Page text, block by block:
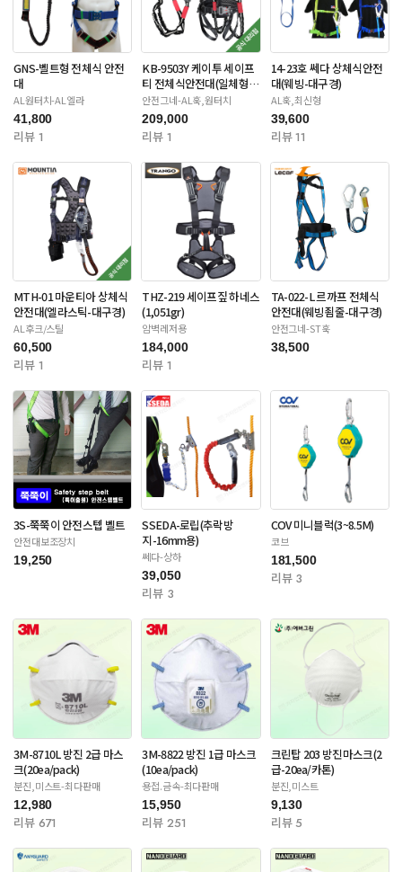
GNS-벨트형 전체식 안전
대
AL원터치-AL엘라
41,800
리뷰 1
KB-9503Y 케이투 세이프
티 전체식안전대(일체형죔
줄-더블대구경)
안전그네-AL훅,원터치
209,000
리뷰 1
14-23호 쎄다 상체식안전
대(웨빙-대구경)
AL훅,최신형
39,600
리뷰 11
MTH-01 마운티아 상체식
안전대(엘라스틱-대구경)
AL후크/스틸
60,500
리뷰 1
THZ-219 세이프짚 하네스
(1,051gr)
암벽레저용
184,000
리뷰 1
TA-022-L 르까프 전체식
안전대(웨빙죔줄-대구경)
안전그네-ST훅
38,500
3S-쭉쭉이 안전스텝 벨트
안전대보조장치
19,250
SSEDA-로립(추락방
지-16mm용)
쎄다-상하
39,050
리뷰 3
COV 미니블럭(3~8.5M)
코브
181,500
리뷰 3
3M-8710L 방진 2급 마스
크(20ea/pack)
분진,미스트-최다판매
12,980
리뷰 671
3M-8822 방진 1급 마스크
(10ea/pack)
용접.금속-최다판매
15,950
리뷰 251
크린탑 203 방진마스크(2
급-20ea/카톤)
분진,미스트
9,130
리뷰 5